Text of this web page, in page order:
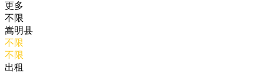
更多
不限
嵩明县
不限
不限
出租